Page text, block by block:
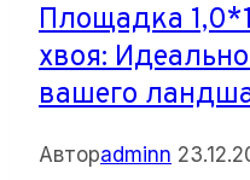
в
Орле
Площадка
хвоя:
вашего
Авторadminn